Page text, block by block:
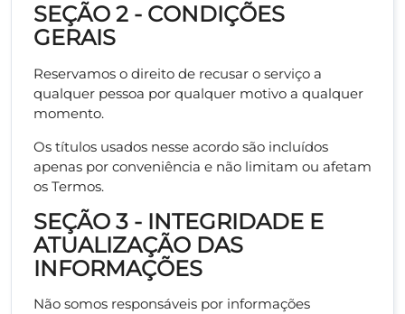
SEÇÃO 2 - CONDIÇÕES
GERAIS
Reservamos o direito de recusar o serviço a
qualquer pessoa por qualquer motivo a qualquer
momento.
Os títulos usados nesse acordo são incluídos
apenas por conveniência e não limitam ou afetam
os Termos.
SEÇÃO 3 - INTEGRIDADE E
ATUALIZAÇÃO DAS
INFORMAÇÕES
Não somos responsáveis por informações